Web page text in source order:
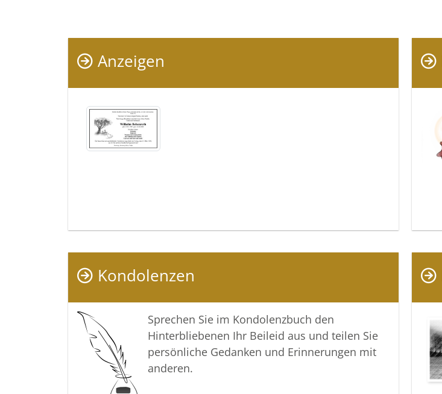
Anzeigen
Kondolenzen
Sprechen Sie im Kondolenzbuch den
Hinterbliebenen Ihr Beileid aus und teilen Sie
persönliche Gedanken und Erinnerungen mit
anderen.